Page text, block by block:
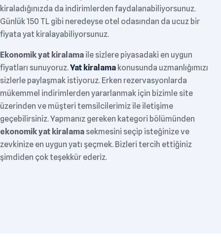
kiraladığınızda da indirimlerden faydalanabiliyorsunuz.
Günlük 150 TL gibi neredeyse otel odasından da ucuz bir
fiyata yat kiralayabiliyorsunuz.
Ekonomik yat kiralama ile sizlere piyasadaki en uygun
fiyatları sunuyoruz.Yat kiralama konusunda uzmanlığımızı
sizlerle paylaşmak istiyoruz. Erken rezervasyonlarda
mükemmel indirimlerden yararlanmak için bizimle site
üzerinden ve müşteri temsilcilerimiz ile iletişime
geçebilirsiniz. Yapmanız gereken kategori bölümünden
ekonomik yat kiralama sekmesini seçip isteğinize ve
zevkinize en uygun yatı şeçmek. Bizleri tercih ettiğiniz
şimdiden çok teşekkür ederiz.